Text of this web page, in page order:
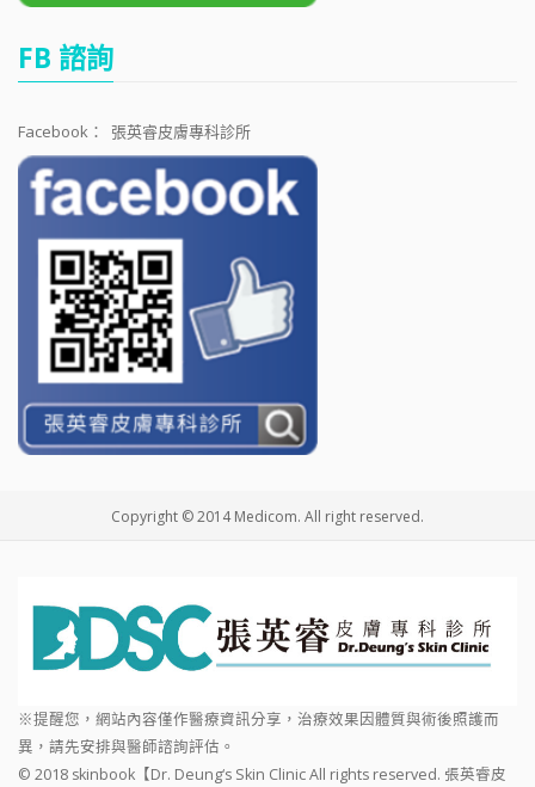
FB 諮詢
Facebook： 張英睿皮膚專科診所
Copyright © 2014 Medicom. All right reserved.
※提醒您，網站內容僅作醫療資訊分享，治療效果因體質與術後照護而
異，請先安排與醫師諮詢評估。
© 2018 skinbook【Dr. Deung‘s Skin Clinic All rights reserved. 張英睿皮